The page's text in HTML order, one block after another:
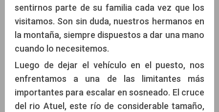
sentirnos parte de su familia cada vez que los
visitamos. Son sin duda, nuestros hermanos en
la montaña, siempre dispuestos a dar una mano
cuando lo necesitemos.
Luego de dejar el vehículo en el puesto, nos
enfrentamos a una de las limitantes más
importantes para escalar en sosneado. El cruce
del rio Atuel, este río de considerable tamaño,